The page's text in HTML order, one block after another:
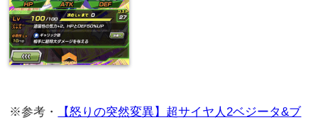
※参考・ 【怒りの突然変異】超サイヤ人2ベジータ&ブ